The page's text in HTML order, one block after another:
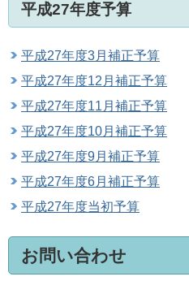
平成27年度予算
平成27年度3月補正予算
平成27年度12月補正予算
平成27年度11月補正予算
平成27年度10月補正予算
平成27年度9月補正予算
平成27年度6月補正予算
平成27年度当初予算
お問い合わせ